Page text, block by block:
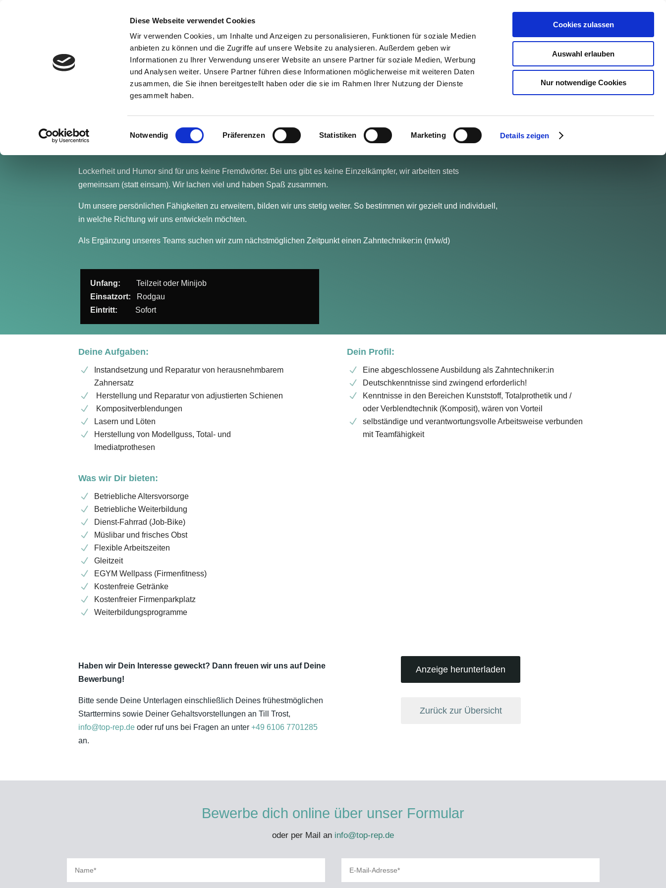
Diese Webseite verwendet Cookies
Wir verwenden Cookies, um Inhalte und Anzeigen zu personalisieren, Funktionen für soziale Medien
anbieten zu können und die Zugriffe auf unsere Website zu analysieren. Außerdem geben wir
Informationen zu Ihrer Verwendung unserer Website an unsere Partner für soziale Medien, Werbung
und Analysen weiter. Unsere Partner führen diese Informationen möglicherweise mit weiteren Daten
zusammen, die Sie ihnen bereitgestellt haben oder die sie im Rahmen Ihrer Nutzung der Dienste
gesammelt haben.
Einwilligungsauswahl
Notwendig Präferenzen Statistiken Marketing Details zeigen
Cookies zulassen
Auswahl erlauben
Nur notwendige Cookies
Zahntechniker:in (m/w/d)
Du hast richtig Lust auf ein junges, dynamisches Dentallabor? – Dann bewirb Dich unbedingt bei uns!
wir uns aufeinander verlassen und bestärken. Wertschätzender Umgang miteinander ist für uns selbstverständlich. Das
Lockerheit und Humor sind für uns keine Fremdwörter. Bei uns gibt es keine Einzelkämpfer, wir arbeiten stets
gemeinsam (statt einsam). Wir lachen viel und haben Spaß zusammen.
Um unsere persönlichen Fähigkeiten zu erweitern, bilden wir uns stetig weiter. So bestimmen wir gezielt und individuell,
in welche Richtung wir uns entwickeln möchten.
Als Ergänzung unseres Teams suchen wir zum nächstmöglichen Zeitpunkt einen Zahntechniker:in (m/w/d)
Unfang: Teilzeit oder Minijob
Einsatzort: Rodgau
Eintritt: Sofort
Deine Aufgaben:
Instandsetzung und Reparatur von herausnehmbarem
Zahnersatz
Herstellung und Reparatur von adjustierten Schienen
Kompositverblendungen
Lasern und Löten
Herstellung von Modellguss, Total- und
Imediatprothesen
Was wir Dir bieten:
Betriebliche Altersvorsorge
Betriebliche Weiterbildung
Dienst-Fahrrad (Job-Bike)
Müslibar und frisches Obst
Flexible Arbeitszeiten
Gleitzeit
EGYM Wellpass (Firmenfitness)
Kostenfreie Getränke
Kostenfreier Firmenparkplatz
Weiterbildungsprogramme
Dein Profil:
Eine abgeschlossene Ausbildung als Zahntechniker:in
Deutschkenntnisse sind zwingend erforderlich!
Kenntnisse in den Bereichen Kunststoff, Totalprothetik und /
oder Verblendtechnik (Komposit), wären von Vorteil
selbständige und verantwortungsvolle Arbeitsweise verbunden
mit Teamfähigkeit
Haben wir Dein Interesse geweckt? Dann freuen wir uns auf Deine
Bewerbung!
Bitte sende Deine Unterlagen einschließlich Deines frühestmöglichen
Starttermins sowie Deiner Gehaltsvorstellungen an Till Trost,
info@top-rep.de oder ruf uns bei Fragen an unter +49 6106 7701285
an.
Anzeige herunterladen
Zurück zur Übersicht
Bewerbe dich online über unser Formular
oder per Mail an info@top-rep.de